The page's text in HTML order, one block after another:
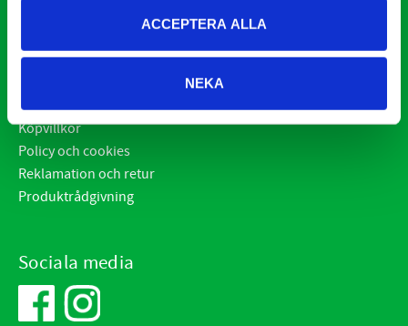
ACCEPTERA ALLA
NEKA
Öppettider: Mån-Fre: 07.30-16.30
Adress: Frögatan 4, 653 36 Karlstad
Hur handlar jag?
Köpvillkor
Policy och cookies
Reklamation och retur
Produktrådgivning
Sociala media